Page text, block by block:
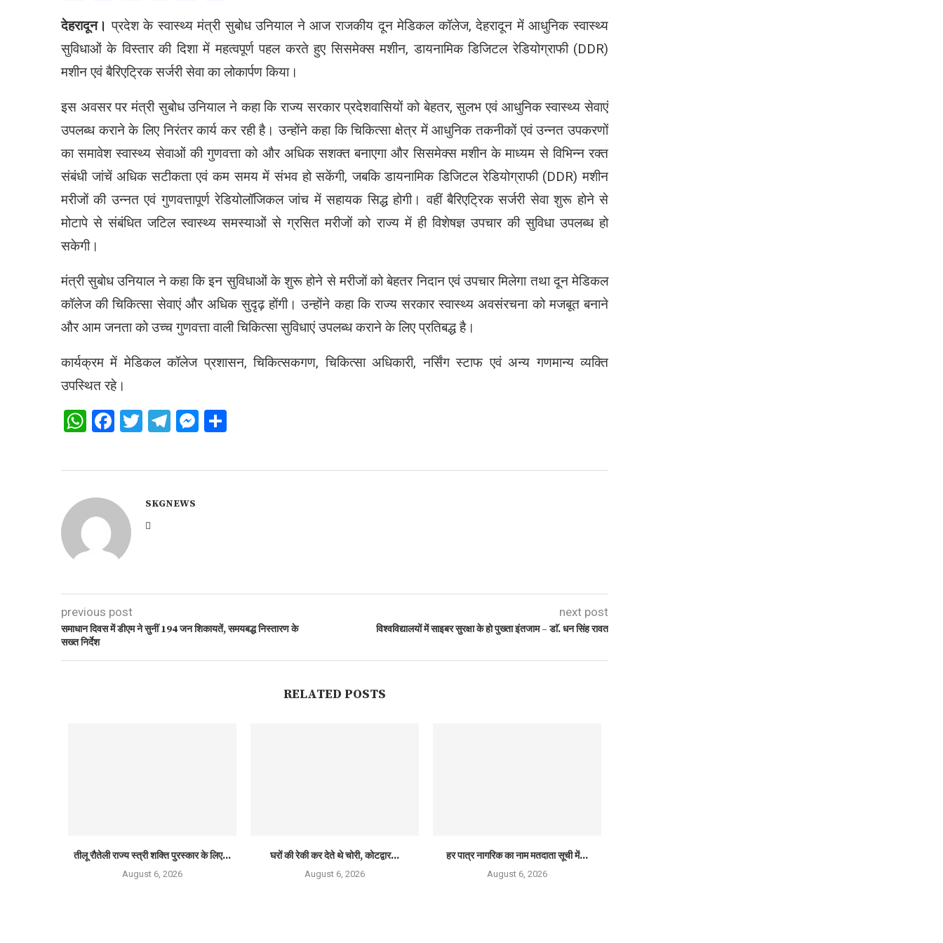
देहरादून। प्रदेश के स्वास्थ्य मंत्री सुबोध उनियाल ने आज राजकीय दून मेडिकल कॉलेज, देहरादून में आधुनिक स्वास्थ्य
सुविधाओं के विस्तार की दिशा में महत्वपूर्ण पहल करते हुए सिसमेक्स मशीन, डायनामिक डिजिटल रेडियोग्राफी (DDR)
मशीन एवं बैरिएट्रिक सर्जरी सेवा का लोकार्पण किया।
इस अवसर पर मंत्री सुबोध उनियाल ने कहा कि राज्य सरकार प्रदेशवासियों को बेहतर, सुलभ एवं आधुनिक स्वास्थ्य सेवाएं
उपलब्ध कराने के लिए निरंतर कार्य कर रही है। उन्होंने कहा कि चिकित्सा क्षेत्र में आधुनिक तकनीकों एवं उन्नत उपकरणों
का समावेश स्वास्थ्य सेवाओं की गुणवत्ता को और अधिक सशक्त बनाएगा और सिसमेक्स मशीन के माध्यम से विभिन्न रक्त
संबंधी जांचें अधिक सटीकता एवं कम समय में संभव हो सकेंगी, जबकि डायनामिक डिजिटल रेडियोग्राफी (DDR) मशीन
मरीजों की उन्नत एवं गुणवत्तापूर्ण रेडियोलॉजिकल जांच में सहायक सिद्ध होगी। वहीं बैरिएट्रिक सर्जरी सेवा शुरू होने से
मोटापे से संबंधित जटिल स्वास्थ्य समस्याओं से ग्रसित मरीजों को राज्य में ही विशेषज्ञ उपचार की सुविधा उपलब्ध हो
सकेगी।
मंत्री सुबोध उनियाल ने कहा कि इन सुविधाओं के शुरू होने से मरीजों को बेहतर निदान एवं उपचार मिलेगा तथा दून मेडिकल
कॉलेज की चिकित्सा सेवाएं और अधिक सुदृढ़ होंगी। उन्होंने कहा कि राज्य सरकार स्वास्थ्य अवसंरचना को मजबूत बनाने
और आम जनता को उच्च गुणवत्ता वाली चिकित्सा सुविधाएं उपलब्ध कराने के लिए प्रतिबद्ध है।
कार्यक्रम में मेडिकल कॉलेज प्रशासन, चिकित्सकगण, चिकित्सा अधिकारी, नर्सिंग स्टाफ एवं अन्य गणमान्य व्यक्ति
उपस्थित रहे।
WhatsApp
Facebook
Twitter
Telegram
Messenger
SKGNEWS
previous post
समाधान दिवस में डीएम ने सुनीं 194 जन शिकायतें, समयबद्ध निस्तारण के
सख्त निर्देश
next post
विश्वविद्यालयों में साइबर सुरक्षा के हो पुख्ता इंतजाम – डाॅ. धन सिंह रावत
RELATED POSTS
तीलू रौतेली राज्य स्त्री शक्ति पुरस्कार के लिए...
August 6, 2026
घरों की रेकी कर देते थे चोरी, कोटद्वार...
August 6, 2026
हर पात्र नागरिक का नाम मतदाता सूची में...
August 6, 2026